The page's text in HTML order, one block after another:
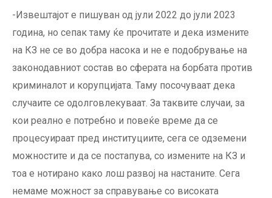
-Извештајот е пишуван од јули 2022 до јули 2023
година, но сепак таму ќе прочитате и дека измените
на КЗ не се во добра насока и не е подобрување на
законодавниот состав во сферата на борбата против
криминалот и корупцијата. Таму посочуваат дека
случаите се одолговлекуваат. За таквите случаи, за
кои реално е потребно и повеќе време да се
процесуираат пред институциите, сега се одземени
можностите и да се постапува, со измените на КЗ и
тоа е нотирано како лош развој на настаните. Сега
немаме можност за справување со високата